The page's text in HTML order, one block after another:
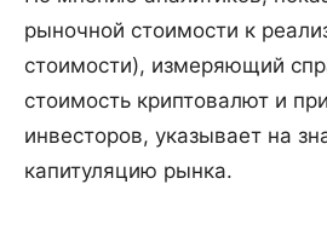
рыночной стоимости к
стоимости), измеряющий
стоимость криптовалют и
инвесторов, указывает на
капитуляцию рынка.